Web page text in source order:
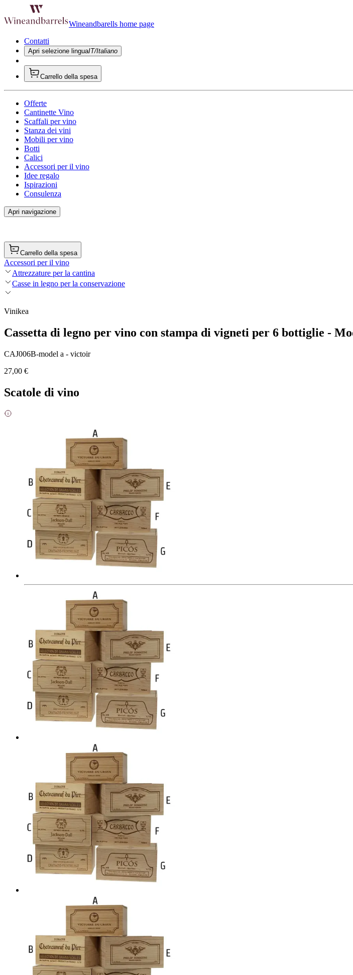
Wineandbarells home page
Contatti
Apri selezione linguaIT/Italiano
Carrello della spesa
Offerte
Cantinette Vino
Scaffali per vino
Stanza dei vini
Mobili per vino
Botti
Calici
Accessori per il vino
Idee regalo
Ispirazioni
Consulenza
Apri navigazione
Carrello della spesa
Accessori per il vino
Attrezzature per la cantina
Casse in legno per la conservazione
Vinikea
Cassetta di legno per vino con stampa di vigneti per 6 bottiglie -
CAJ006B-model a - victoir
27,00 €
Scatole di vino